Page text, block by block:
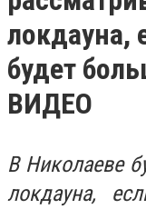
локдауна,
будет
ВИДЕО
В Николаеве
локдауна,